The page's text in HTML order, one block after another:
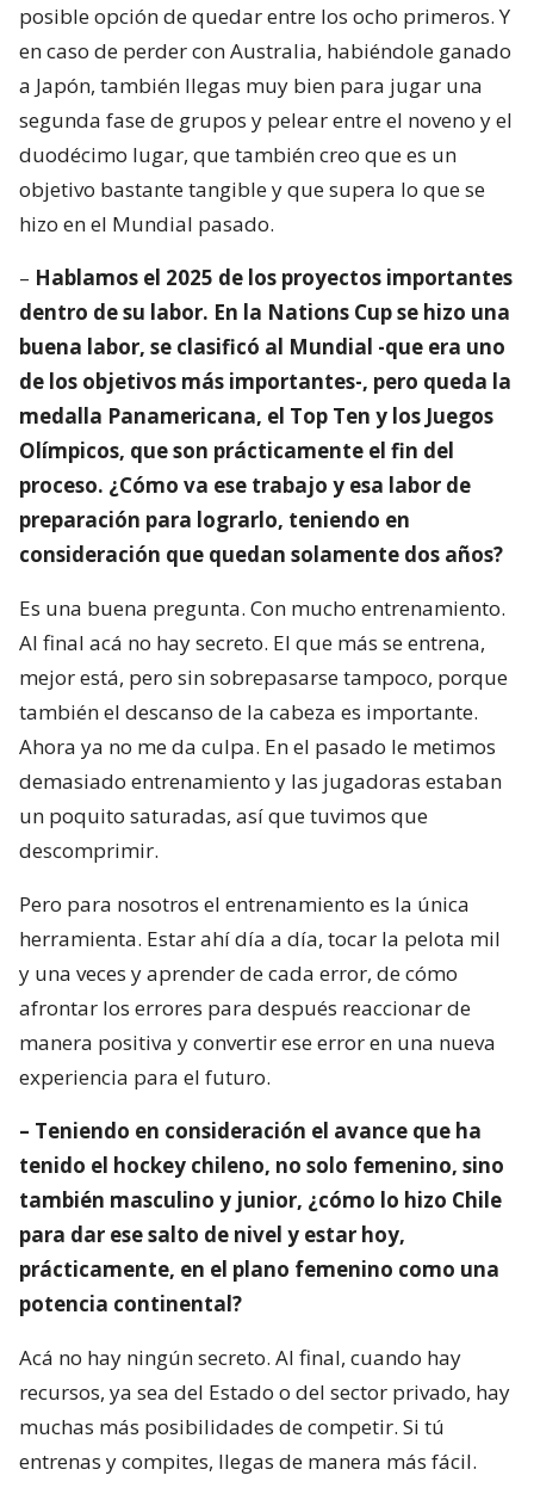
posible opción de quedar entre los ocho primeros. Y
en caso de perder con Australia, habiéndole ganado
a Japón, también llegas muy bien para jugar una
segunda fase de grupos y pelear entre el noveno y el
duodécimo lugar, que también creo que es un
objetivo bastante tangible y que supera lo que se
hizo en el Mundial pasado.
– Hablamos el 2025 de los proyectos importantes
dentro de su labor. En la Nations Cup se hizo una
buena labor, se clasificó al Mundial -que era uno
de los objetivos más importantes-, pero queda la
medalla Panamericana, el Top Ten y los Juegos
Olímpicos, que son prácticamente el fin del
proceso. ¿Cómo va ese trabajo y esa labor de
preparación para lograrlo, teniendo en
consideración que quedan solamente dos años?
Es una buena pregunta. Con mucho entrenamiento.
Al final acá no hay secreto. El que más se entrena,
mejor está, pero sin sobrepasarse tampoco, porque
también el descanso de la cabeza es importante.
Ahora ya no me da culpa. En el pasado le metimos
demasiado entrenamiento y las jugadoras estaban
un poquito saturadas, así que tuvimos que
descomprimir.
Pero para nosotros el entrenamiento es la única
herramienta. Estar ahí día a día, tocar la pelota mil
y una veces y aprender de cada error, de cómo
afrontar los errores para después reaccionar de
manera positiva y convertir ese error en una nueva
experiencia para el futuro.
– Teniendo en consideración el avance que ha
tenido el hockey chileno, no solo femenino, sino
también masculino y junior, ¿cómo lo hizo Chile
para dar ese salto de nivel y estar hoy,
prácticamente, en el plano femenino como una
potencia continental?
Acá no hay ningún secreto. Al final, cuando hay
recursos, ya sea del Estado o del sector privado, hay
muchas más posibilidades de competir. Si tú
entrenas y compites, llegas de manera más fácil.